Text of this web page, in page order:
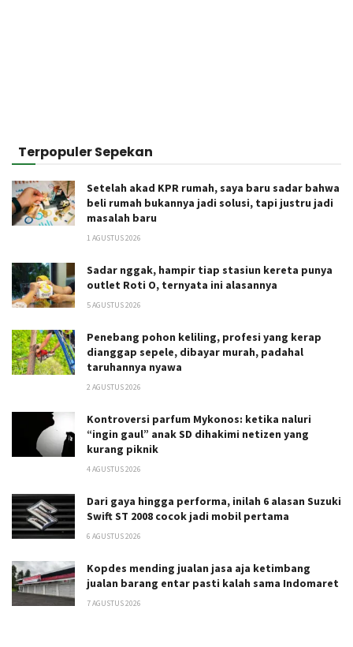
Terpopuler Sepekan
Setelah akad KPR rumah, saya baru sadar bahwa
beli rumah bukannya jadi solusi, tapi justru jadi
masalah baru
1 AGUSTUS 2026
Sadar nggak, hampir tiap stasiun kereta punya
outlet Roti O, ternyata ini alasannya
5 AGUSTUS 2026
Penebang pohon keliling, profesi yang kerap
dianggap sepele, dibayar murah, padahal
taruhannya nyawa
2 AGUSTUS 2026
Kontroversi parfum Mykonos: ketika naluri
“ingin gaul” anak SD dihakimi netizen yang
kurang piknik
4 AGUSTUS 2026
Dari gaya hingga performa, inilah 6 alasan Suzuki
Swift ST 2008 cocok jadi mobil pertama
6 AGUSTUS 2026
Kopdes mending jualan jasa aja ketimbang
jualan barang entar pasti kalah sama Indomaret
7 AGUSTUS 2026